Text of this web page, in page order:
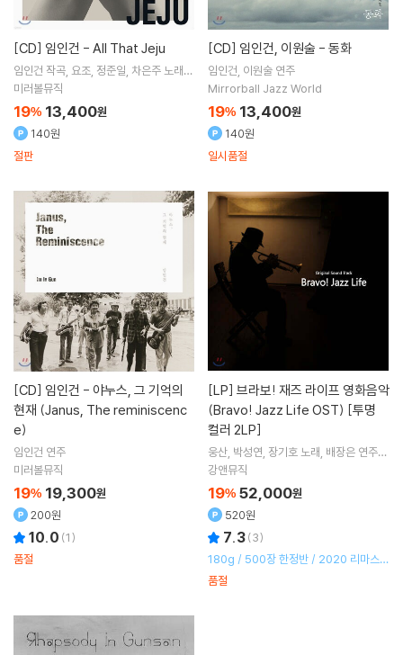
[CD] 임인건 - All That Jeju
임인건 작곡 요조 정준일 차은주 노래
외 5명
미러볼뮤직
19% 13,400원
140원
절판
[CD] 임인건, 이원술 - 동화
임인건 이원술 연주
Mirrorball Jazz World
19% 13,400원
140원
일시품절
[CD] 임인건 - 야누스, 그 기억의
현재 (Janus, The reminiscenc
e)
임인건 연주
미러볼뮤직
19% 19,300원
200원
10.0 (1)
품절
[LP] 브라보! 재즈 라이프 영화음악
(Bravo! Jazz Life OST) [투명
컬러 2LP]
웅산 박성연 장기호 노래 배장은 연주
외 12명
강앤뮤직
19% 52,000원
520원
7.3(3)
180g / 500장 한정반 / 2020 리마스터
링
품절